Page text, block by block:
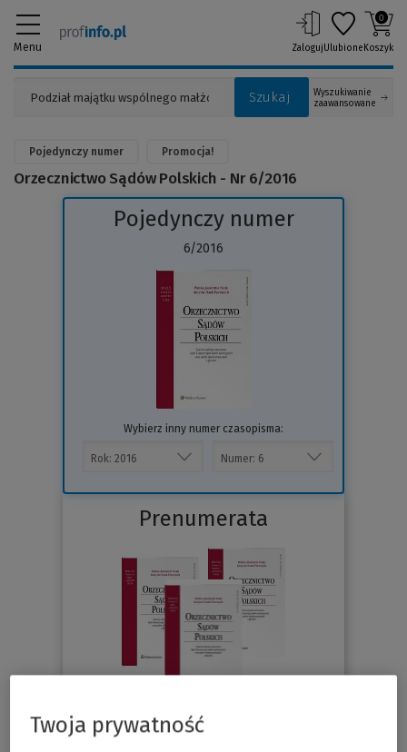
Menu
Szukaj
Wyszukiwanie
zaawansowane
ZalogujUlubione
0
Koszyk
Pojedynczy numer Promocja!
Orzecznictwo Sądów Polskich - Nr 6/2016
Pojedynczy numer
6/2016
Wybierz inny numer czasopisma:
Prenumerata
Sprawdź
Twoja prywatność